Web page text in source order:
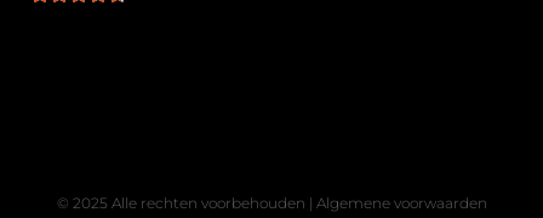
© 2025 Alle rechten voorbehouden | Algemene voorwaarden